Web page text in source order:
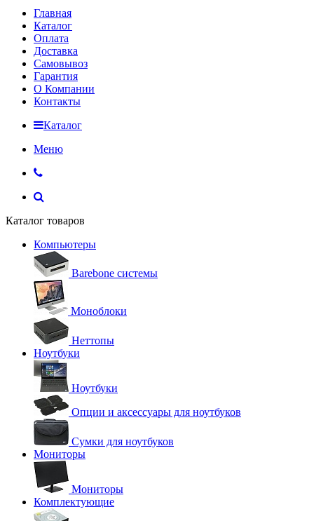
Главная
Каталог
Оплата
Доставка
Самовывоз
Гарантия
О Компании
Контакты
Каталог
Меню
Каталог товаров
Компьютеры
Barebone системы
Моноблоки
Неттопы
Ноутбуки
Ноутбуки
Опции и аксессуары для ноутбуков
Сумки для ноутбуков
Мониторы
Мониторы
Комплектующие